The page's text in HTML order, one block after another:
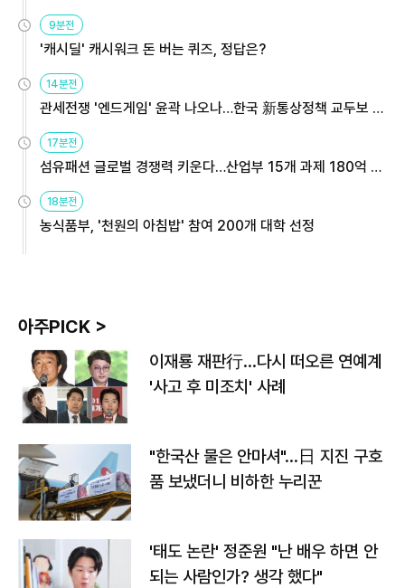
9분전
'캐시딜' 캐시워크 돈 버는 퀴즈, 정답은?
14분전
관세전쟁 '엔드게임' 윤곽 나오나…한국 新통상정책 교두보 활
17분전
섬유패션 글로벌 경쟁력 키운다…산업부 15개 과제 180억 지
18분전
농식품부, '천원의 아침밥' 참여 200개 대학 선정
아주PICK >
이재룡 재판行…다시 떠오른 연예계
'사고 후 미조치' 사례
"한국산 물은 안마셔"…日 지진 구호
품 보냈더니 비하한 누리꾼
'태도 논란' 정준원 "난 배우 하면 안
되는 사람인가? 생각 했다"